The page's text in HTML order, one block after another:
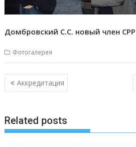
Домбровский С.С. новый член СРР
Фотогалерея
Навигация
по
Аккредитация
Related posts